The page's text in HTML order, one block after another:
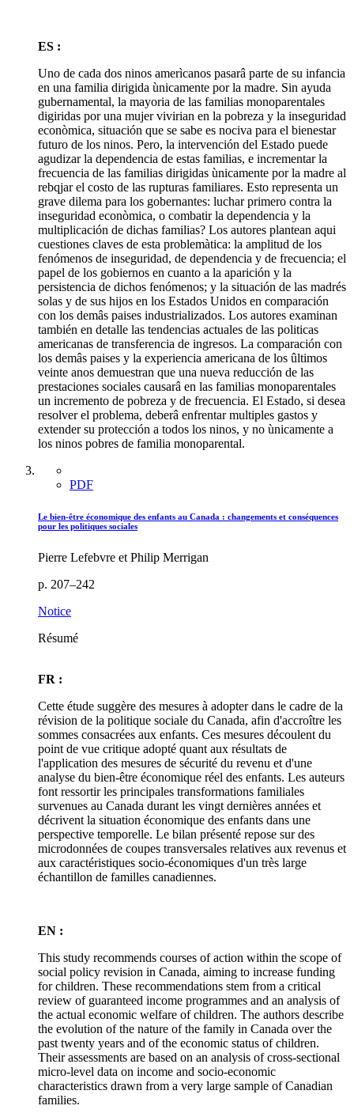
ES :
Uno de cada dos ninos amerìcanos pasarâ parte de su infancia
en una familia dirigida ùnicamente por la madre. Sin ayuda
gubernamental, la mayoria de las familias monoparentales
digiridas por una mujer vivirian en la pobreza y la inseguridad
econòmica, situación que se sabe es nociva para el bienestar
futuro de los ninos. Pero, la intervención del Estado puede
agudizar la dependencia de estas familias, e incrementar la
frecuencia de las familias dirigidas ùnicamente por la madre al
rebqjar el costo de las rupturas familiares. Esto representa un
grave dilema para los gobernantes: luchar primero contra la
inseguridad econòmica, o combatir la dependencia y la
multiplicación de dichas familias? Los autores plantean aqui
cuestiones claves de esta problemàtica: la amplitud de los
fenómenos de inseguridad, de dependencia y de frecuencia; el
papel de los gobiernos en cuanto a la aparición y la
persistencia de dichos fenómenos; y la situación de las madrés
solas y de sus hijos en los Estados Unidos en comparación
con los demâs paises industrializados. Los autores examinan
también en detalle las tendencias actuales de las politicas
americanas de transferencia de ingresos. La comparación con
los demâs paises y la experiencia americana de los ûltimos
veinte anos demuestran que una nueva reducción de las
prestaciones sociales causarâ en las familias monoparentales
un incremento de pobreza y de frecuencia. El Estado, si desea
resolver el problema, deberâ enfrentar multiples gastos y
extender su protección a todos los ninos, y no ùnicamente a
los ninos pobres de familia monoparental.
PDF
Le bien-être économique des enfants au Canada : changements et conséquences
pour les politiques sociales
Pierre Lefebvre et Philip Merrigan
p. 207–242
Notice
Résumé
FR :
Cette étude suggère des mesures à adopter dans le cadre de la
révision de la politique sociale du Canada, afin d'accroître les
sommes consacrées aux enfants. Ces mesures découlent du
point de vue critique adopté quant aux résultats de
l'application des mesures de sécurité du revenu et d'une
analyse du bien-être économique réel des enfants. Les auteurs
font ressortir les principales transformations familiales
survenues au Canada durant les vingt dernières années et
décrivent la situation économique des enfants dans une
perspective temporelle. Le bilan présenté repose sur des
microdonnées de coupes transversales relatives aux revenus et
aux caractéristiques socio-économiques d'un très large
échantillon de familles canadiennes.
EN :
This study recommends courses of action within the scope of
social policy revision in Canada, aiming to increase funding
for children. These recommendations stem from a critical
review of guaranteed income programmes and an analysis of
the actual economic welfare of children. The authors describe
the evolution of the nature of the family in Canada over the
past twenty years and of the economic status of children.
Their assessments are based on an analysis of cross-sectional
micro-level data on income and socio-economic
characteristics drawn from a very large sample of Canadian
families.